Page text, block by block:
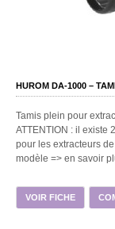
HUROM DA-1000 –
Tamis plein pour
ATTENTION : il existe
pour les extracteurs
modèle => en savoir
VOIR FICHE